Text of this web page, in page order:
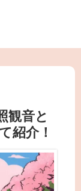
観音と
紹介！